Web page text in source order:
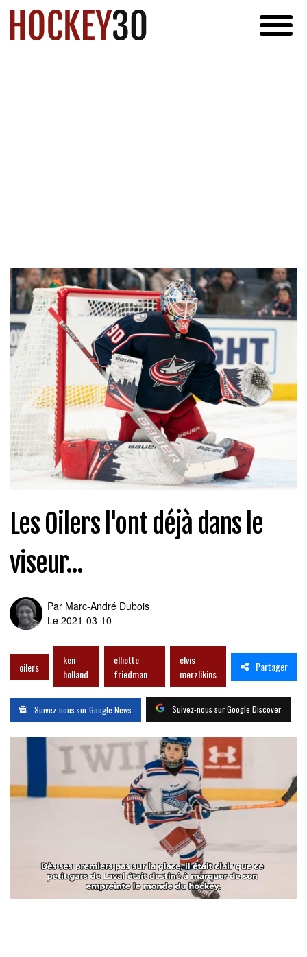
Les Oilers l'ont déjà dans le
viseur...
Par Marc-André Dubois
Le 2021-03-10
oilers
ken
holland
elliotte
friedman
elvis
merzlikins
Partager
Suivez-nous sur Google News Suivez-nous sur Google Discover